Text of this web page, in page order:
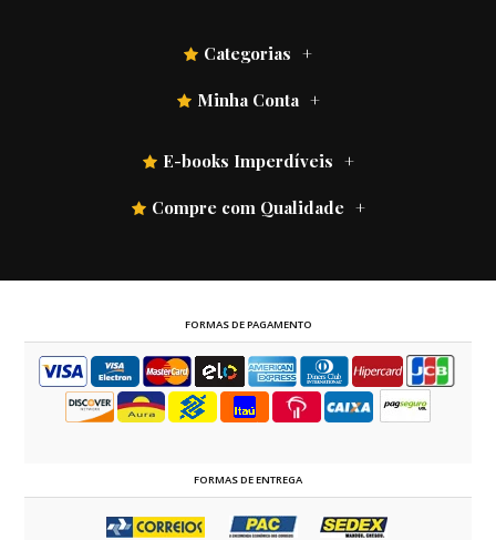
Categorias
Minha Conta
E-books Imperdíveis
Compre com Qualidade
FORMAS DE PAGAMENTO
FORMAS DE ENTREGA